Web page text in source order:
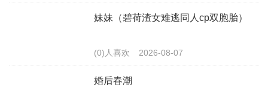
妹妹（碧荷渣女难逃同人cp双胞胎）
(0)人喜欢 2026-08-07
婚后春潮